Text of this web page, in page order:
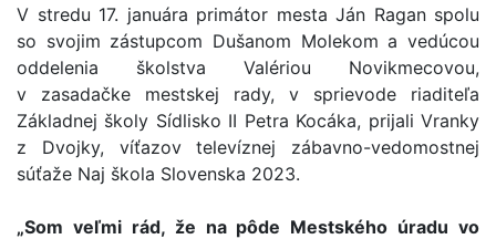
V stredu 17. januára primátor mesta Ján Ragan spolu
so svojim zástupcom Dušanom Molekom a vedúcou
oddelenia školstva Valériou Novikmecovou,
v zasadačke mestskej rady, v sprievode riaditeľa
Základnej školy Sídlisko II Petra Kocáka, prijali Vranky
z Dvojky, víťazov televíznej zábavno-vedomostnej
súťaže Naj škola Slovenska 2023.
„Som veľmi rád, že na pôde Mestského úradu vo